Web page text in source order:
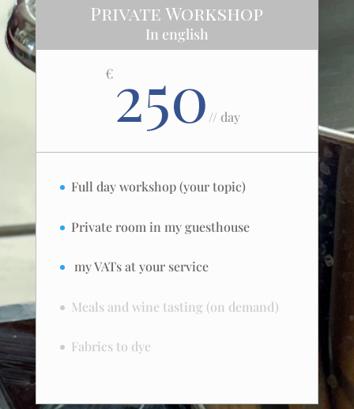
Private Workshop
In english
€ 250 // day
Full day workshop (your topic)
Private room in my guesthouse
my VATs at your service
Meals and wine tasting (on demand)
Fabrics to dye